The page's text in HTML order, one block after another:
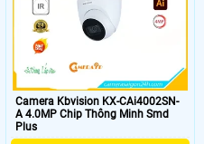
trình cao cấp.
Camera Kbvision KX-CAi4002SN-
A 4.0MP Chip Thông Minh Smd
Plus